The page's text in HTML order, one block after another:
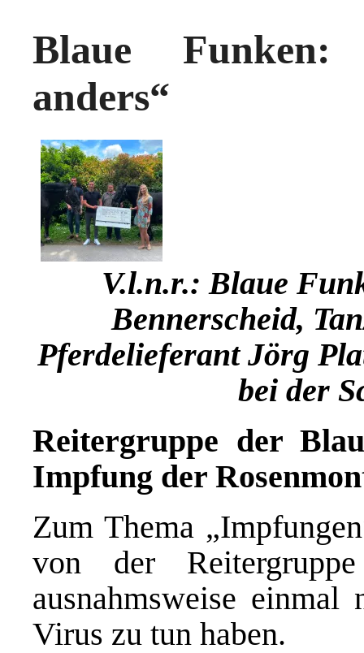
Blaue Funken:
anders“
V.l.n.r.: Blaue
Bennerscheid,
Pferdelieferant Jörg
bei der
Reitergruppe der
Impfung der
Zum Thema
von der
ausnahmsweise
Virus zu tun haben.